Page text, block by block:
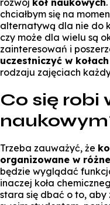
rozwój kół naukowych
chciałbym się na
alternatywą dla nie do
czy może dla wielu są
zainteresowań i
uczestniczyć w
rodzaju zajęciach
Co się robi
Trzeba zauważyć, że
organizowane w
będzie wyglądać
inaczej koła
stara się dbać o to, aby